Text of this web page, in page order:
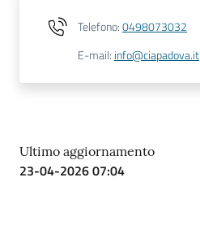
Telefono:0498073032
E-mail: info@ciapadova.it
Ultimo aggiornamento
23-04-2026 07:04